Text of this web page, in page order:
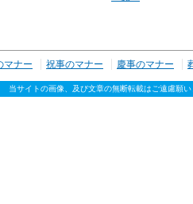
マナー 祝事のマナー 慶事のマナー
サイトの画像、及び文章の無断転載はご遠慮願い